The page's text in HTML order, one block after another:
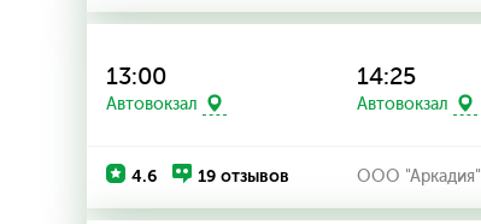
13:00
Автовокзал
14:25
Автовокзал
4.6 19 отзывов ООО "Аркадия"